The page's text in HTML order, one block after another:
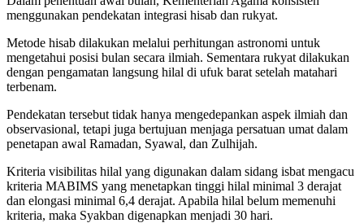
menggunakan pendekatan integrasi hisab dan rukyat.
Metode hisab dilakukan melalui perhitungan astronomi untuk
mengetahui posisi bulan secara ilmiah. Sementara rukyat dilakukan
dengan pengamatan langsung hilal di ufuk barat setelah matahari
terbenam.
Pendekatan tersebut tidak hanya mengedepankan aspek ilmiah dan
observasional, tetapi juga bertujuan menjaga persatuan umat dalam
penetapan awal Ramadan, Syawal, dan Zulhijah.
Kriteria visibilitas hilal yang digunakan dalam sidang isbat mengacu
kriteria MABIMS yang menetapkan tinggi hilal minimal 3 derajat
dan elongasi minimal 6,4 derajat. Apabila hilal belum memenuhi
kriteria, maka Syakban digenapkan menjadi 30 hari.